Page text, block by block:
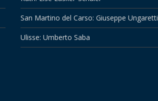
San Martino del Carso: Giuseppe Ungaretti
Ulisse: Umberto Saba